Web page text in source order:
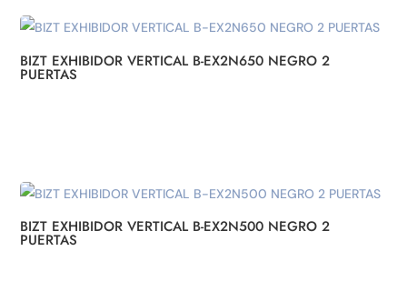
BIZT EXHIBIDOR VERTICAL B-EX2N650 NEGRO 2
PUERTAS
BIZT EXHIBIDOR VERTICAL B-EX2N500 NEGRO 2
PUERTAS